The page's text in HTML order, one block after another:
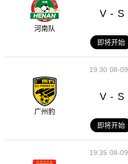
河南队
V - S
即将开始
08-09
19:30
广州豹
V - S
即将开始
08-09
19:35